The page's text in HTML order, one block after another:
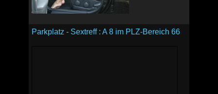
Parkplatz - Sextreff : A 8 im PLZ-Bereich 66